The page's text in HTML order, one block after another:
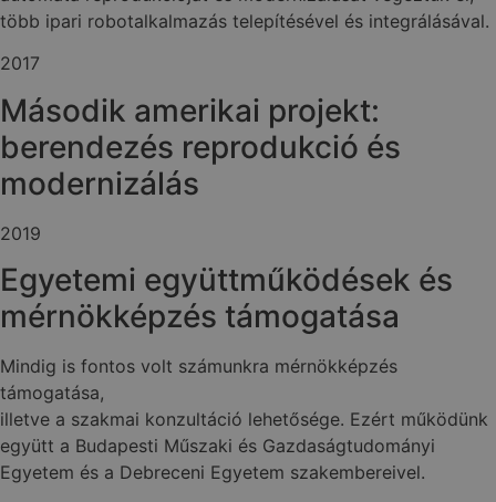
több ipari robotalkalmazás telepítésével és integrálásával.
2017
Második amerikai projekt:
berendezés reprodukció és
modernizálás
2019
Egyetemi együttműködések és
mérnökképzés támogatása
Mindig is fontos volt számunkra mérnökképzés
támogatása,
illetve a szakmai konzultáció lehetősége. Ezért működünk
együtt a Budapesti Műszaki és Gazdaságtudományi
Egyetem és a Debreceni Egyetem szakembereivel.